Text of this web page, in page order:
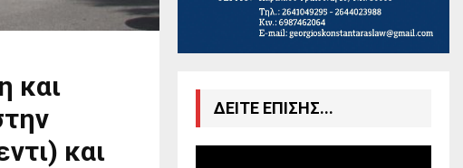
και
και
ΔΕΙΤΕ ΕΠΙΣΗΣ...